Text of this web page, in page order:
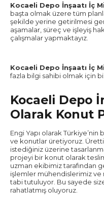
Kocaeli Depo İnşaatı İç
başta olmak üzere tüm
şekilde yerine getirilmesi
aşamalar, süreç ve işleyiş
çalışmalar yapmaktayız.
Kocaeli Depo İnşaatı İç
fazla bilgi sahibi olmak için
Kocaeli Depo
Olarak Konut
Engi Yapı olarak
ve konutlar üretiyoruz.
istediğiniz üzerine
projeyi bir konut olarak
uzman ekibimiz tarafından
işlemler mühendislerimiz ve
tabi tutuluyor. Bu sayede
rahatlatmış oluyoruz.